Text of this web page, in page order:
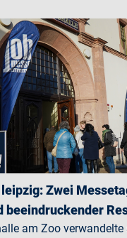
Zwei
beeindruckender
am Zoo